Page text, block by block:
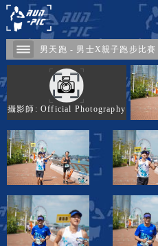
男天跑 - 男士X親子跑步比賽
攝影師: Official Photography